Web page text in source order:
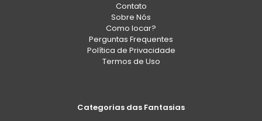
Contato
Sobre Nós
Como locar?
Perguntas Frequentes
Política de Privacidade
Termos de Uso
Categorias das Fantasias